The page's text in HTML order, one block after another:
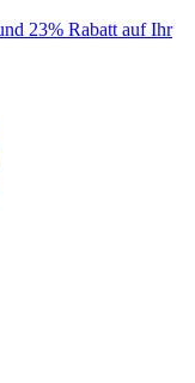
23% Rabatt auf Ihr